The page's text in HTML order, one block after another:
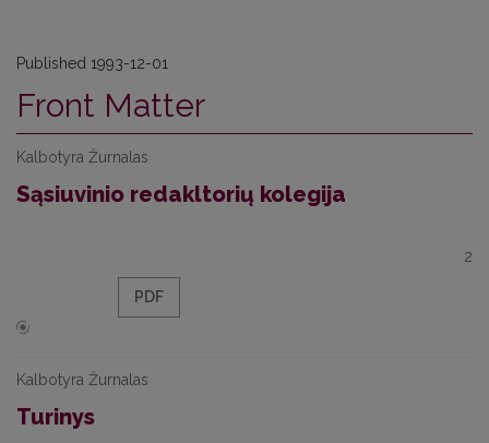
Published 1993-12-01
Front Matter
Kalbotyra Žurnalas
Sąsiuvinio redakltorių kolegija
2
PDF
Kalbotyra Žurnalas
Turinys